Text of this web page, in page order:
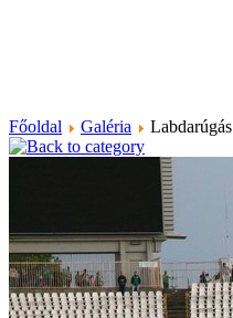
Főoldal Galéria Labdarúgás